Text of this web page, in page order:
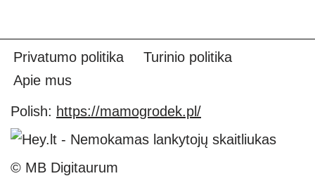
Privatumo politika
Turinio politika
Apie mus
Polish: https://mamogrodek.pl/
© MB Digitaurum